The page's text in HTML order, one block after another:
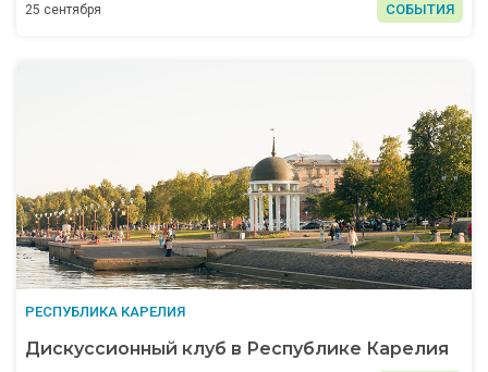
25 сентября СОБЫТИЯ
РЕСПУБЛИКА КАРЕЛИЯ
Дискуссионный клуб в Республике Карелия